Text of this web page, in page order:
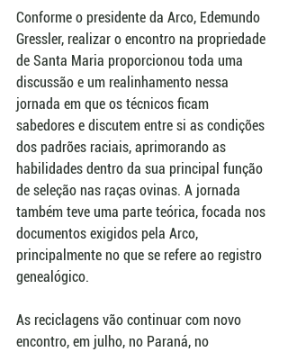
Conforme o presidente da Arco, Edemundo
Gressler, realizar o encontro na propriedade
de Santa Maria proporcionou toda uma
discussão e um realinhamento nessa
jornada em que os técnicos ficam
sabedores e discutem entre si as condições
dos padrões raciais, aprimorando as
habilidades dentro da sua principal função
de seleção nas raças ovinas. A jornada
também teve uma parte teórica, focada nos
documentos exigidos pela Arco,
principalmente no que se refere ao registro
genealógico.
As reciclagens vão continuar com novo
encontro, em julho, no Paraná, no